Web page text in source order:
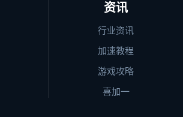
资讯
行业资讯
加速教程
游戏攻略
喜加一